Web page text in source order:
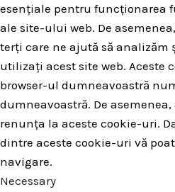
esențiale pentru funcționarea
ale site-ului web. De
terți care ne ajută să analizăm
utilizați acest site web. Aceste
browser-ul dumneavoastră
dumneavoastră. De
renunța la aceste cookie-uri.
dintre aceste cookie-uri vă
navigare.
Necessary